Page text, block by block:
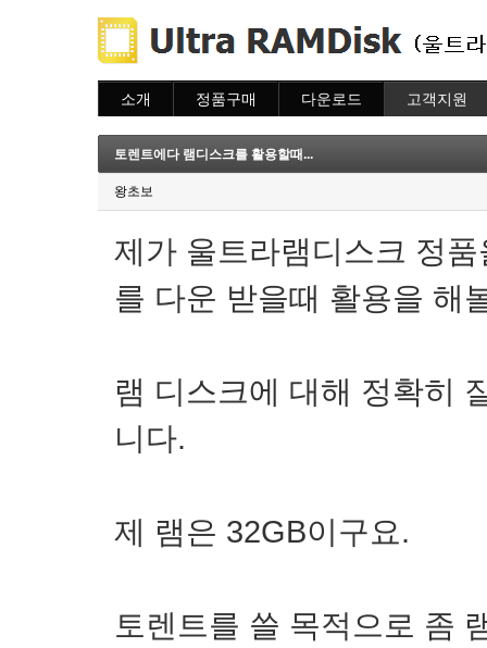
소개 정품구매
주문조회
이용안내
다운로드 고객지원
질문하기
토렌트에다 램디스크를 활용할때...
왕초보
제가 울트라램디스크 정
를 다운 받을때 활용을 해
램 디스크에 대해 정확히
니다.
제 램은 32GB이구요.
토렌트를 쓸 목적으로 좀